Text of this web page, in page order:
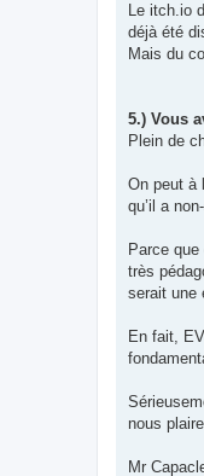
Le itch.io
déjà été
Mais du
5.) Vous
Plein de
On peut à
qu’il a
Parce
très
serait une
En fait,
nous
Mr